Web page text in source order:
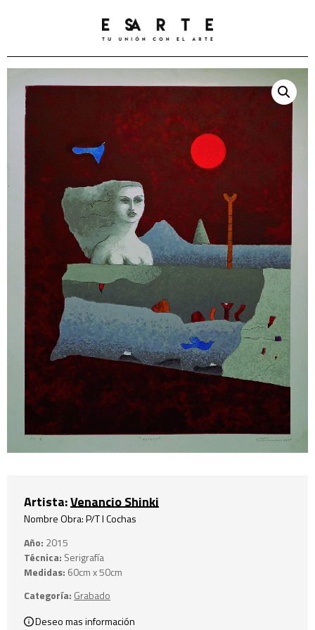
Artista:Venancio Shinki
Nombre Obra: P/T I Cochas
Año: 2015
Técnica: Serigrafía
Medidas: 60cm x 50cm
Categoría: Grabado
Deseo mas información